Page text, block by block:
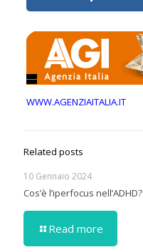
WWW.AGENZIAITALIA.IT
Related posts
10 Gennaio 2024
Cos’è l’iperfocus nell’ADHD?
Read more